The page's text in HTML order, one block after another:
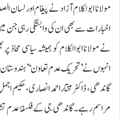
مولانا ابولکلام آزاد نے پیغام اور
اخبارات سے بھی ان کی وابستگی رہی جن
نے مولانا ابوالکلام کو ہمیشہ
انہوں نے’تحریک عدم تعاون‘ ’ہندوستان
گاندھی، ڈاکٹر مختار احمد انصاری،
مراسم رہے۔ گاندھی جی کے فلسفۂ عدم